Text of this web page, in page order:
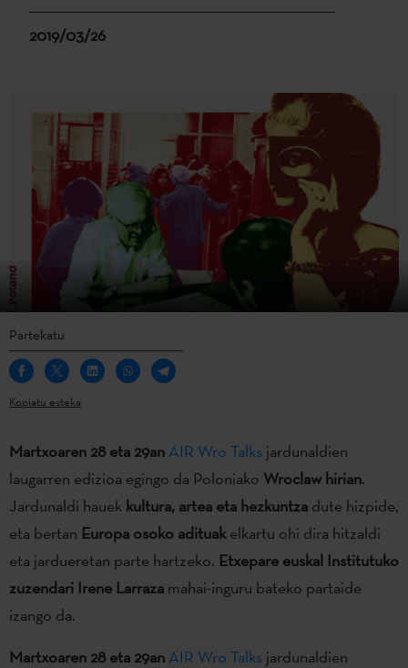
2019/03/26
Partekatu
Kopiatu esteka
Martxoaren 28 eta 29an AIR Wro Talks jardunaldien
laugarren edizioa egingo da Poloniako Wroclaw hirian.
Jardunaldi hauek kultura, artea eta hezkuntza dute hizpide,
eta bertan Europa osoko adituakelkartu ohi dira hitzaldi
eta jardueretan parte hartzeko. Etxepare euskal Institutuko
zuzendari Irene Larraza mahai-inguru bateko partaide
izango da.
Martxoaren 28 eta 29an AIR Wro Talks jardunaldien